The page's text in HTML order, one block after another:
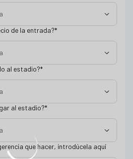
de la entrada?*
al estadio?*
al estadio?*
que hacer, introdúcela aquí